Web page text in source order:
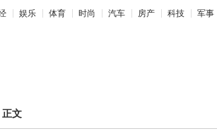
娱乐 体育 时尚 汽车 房产 科技 军事
正文